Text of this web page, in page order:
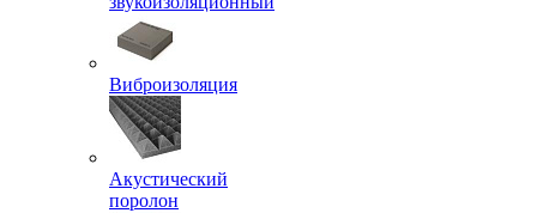
Виброизоляция
Акустический
поролон